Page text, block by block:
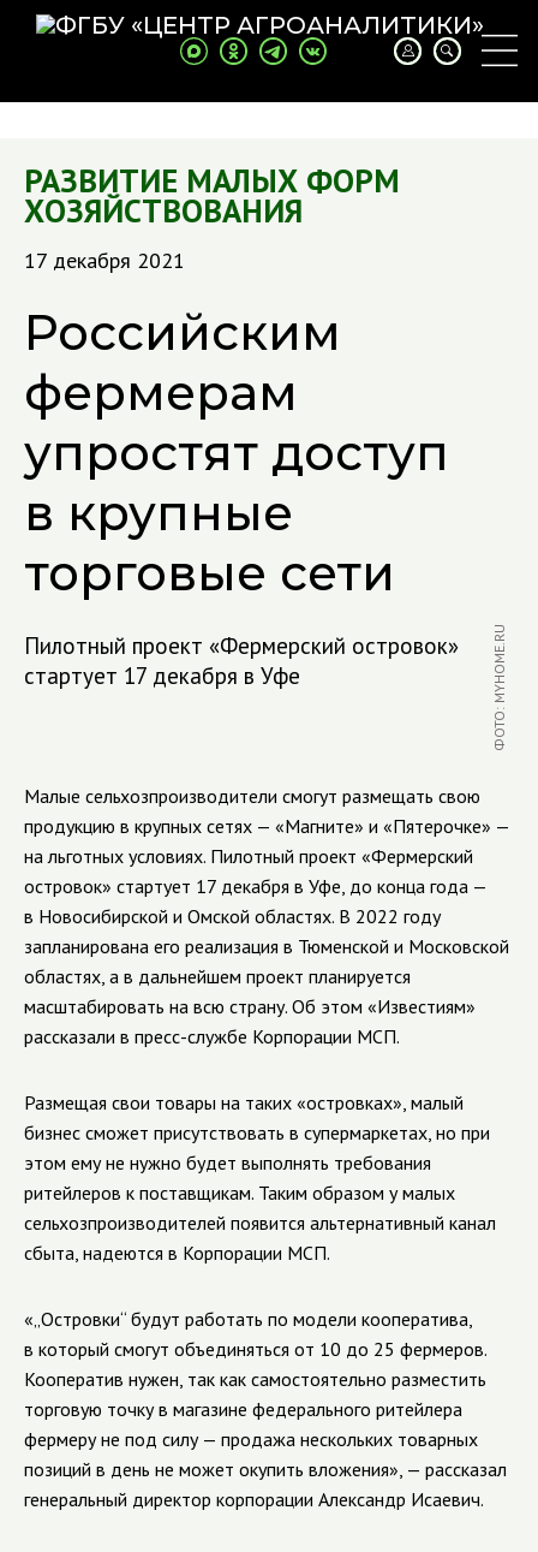
РАЗВИТИЕ МАЛЫХ ФОРМ
ХОЗЯЙСТВОВАНИЯ
17 декабря 2021
Российским
фермерам
упростят доступ
в крупные
торговые сети
Пилотный проект «Фермерский островок»
стартует 17 декабря в Уфе
ФОТО: MYHOME.RU
Малые сельхозпроизводители смогут размещать свою
продукцию в крупных сетях — «Магните» и «Пятерочке» —
на льготных условиях. Пилотный проект «Фермерский
островок» стартует 17 декабря в Уфе, до конца года —
в Новосибирской и Омской областях. В 2022 году
запланирована его реализация в Тюменской и Московской
областях, а в дальнейшем проект планируется
масштабировать на всю страну. Об этом «Известиям»
рассказали в пресс-службе Корпорации МСП.
Размещая свои товары на таких «островках», малый
бизнес сможет присутствовать в супермаркетах, но при
этом ему не нужно будет выполнять требования
ритейлеров к поставщикам. Таким образом у малых
сельхозпроизводителей появится альтернативный канал
сбыта, надеются в Корпорации МСП.
«„Островки“ будут работать по модели кооператива,
в который смогут объединяться от 10 до 25 фермеров.
Кооператив нужен, так как самостоятельно разместить
торговую точку в магазине федерального ритейлера
фермеру не под силу — продажа нескольких товарных
позиций в день не может окупить вложения», — рассказал
генеральный директор корпорации Александр Исаевич.